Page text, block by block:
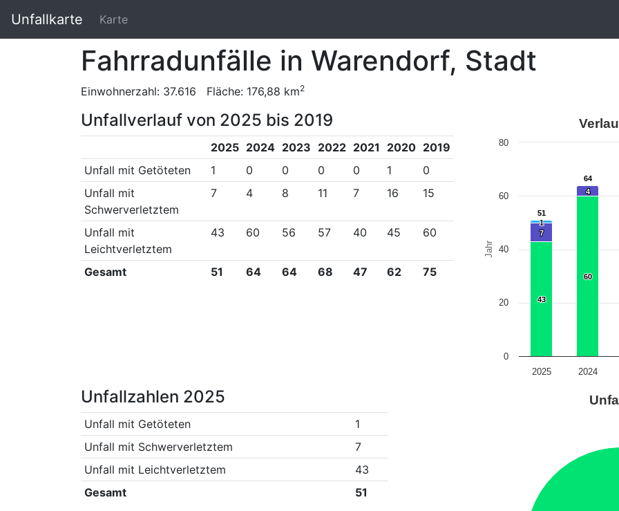
Unfallkarte Karte
Fahrradunfälle in Warendorf, Stadt
Einwohnerzahl: 37.616 Fläche: 176,88 km2
Unfallverlauf von 2025 bis 2019
2025 2024 2023 2022 2021 2020 2019
Unfall mit Getöteten
1 0 0 0 0 1
0
Unfall mit
Schwerverletztem
7 4 8 11 7 16 15
Unfall mit
Leichtverletztem
43 60 56 57 40 45 60
Gesamt 51 64 64 68 47 62 75
Jahr
51
51
64
64
1
1
7
7
4
4
43
43
60
60
2025 2024
0
20
40
60
80
Unfallzahlen 2025
Unfall mit Getöteten
1
Unfall mit Schwerverletztem
7
Unfall mit Leichtverletztem
43
Gesamt
51